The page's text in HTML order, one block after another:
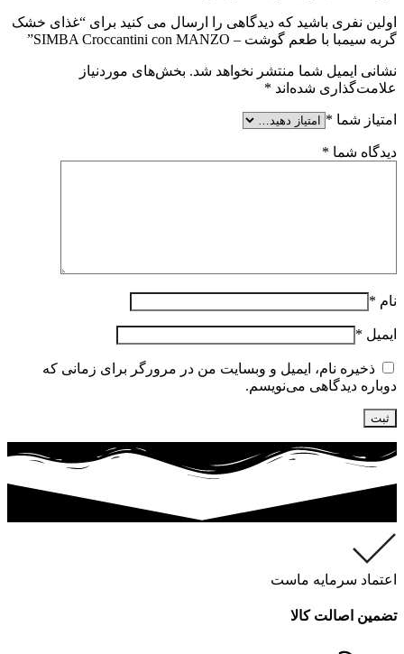
اولین نفری باشید که دیدگاهی را ارسال می کنید برای “غذای خشک
گربه سیمبا با طعم گوشت – SIMBA Croccantini con MANZO”
نشانی ایمیل شما منتشر نخواهد شد. بخش‌های موردنیاز
علامت‌گذاری شده‌اند *
امتیاز شما *
دیدگاه شما *
نام *
ایمیل *
ذخیره نام، ایمیل و وبسایت من در مرورگر برای زمانی که
دوباره دیدگاهی می‌نویسم.
اعتماد سرمایه ماست
تضمین اصالت کالا